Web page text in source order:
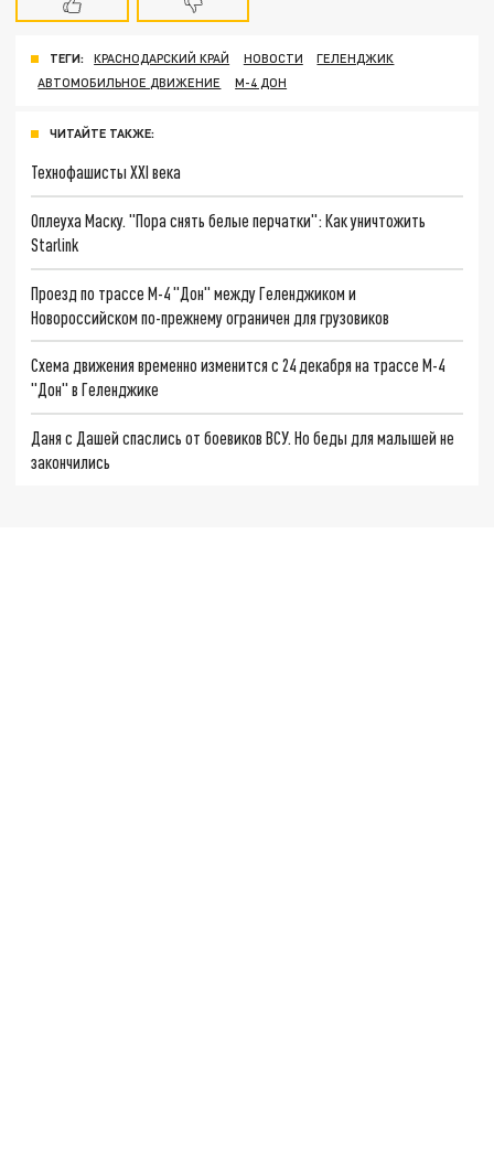
ТЕГИ: КРАСНОДАРСКИЙ КРАЙ НОВОСТИ
ГЕЛЕНДЖИК
АВТОМОБИЛЬНОЕ ДВИЖЕНИЕ
М-4 ДОН
ЧИТАЙТЕ ТАКЖЕ:
Технофашисты XXI века
Оплеуха Маску. "Пора снять белые перчатки": Как уничтожить
Starlink
Проезд по трассе М-4 "Дон" между Геленджиком и
Новороссийском по-прежнему ограничен для грузовиков
Схема движения временно изменится с 24 декабря на трассе М-4
"Дон" в Геленджике
Даня с Дашей спаслись от боевиков ВСУ. Но беды для малышей не
закончились